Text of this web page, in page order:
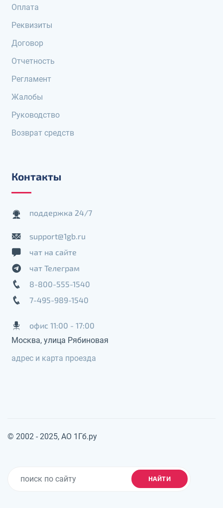
Оплата
Реквизиты
Договор
Отчетность
Регламент
Жалобы
Руководство
Возврат средств
Контакты
поддержка 24/7
support@1gb.ru
чат на сайте
чат Телеграм
8-800-555-1540
7-495-989-1540
офис 11:00 - 17:00
Москва, улица Рябиновая
адрес и карта проезда
© 2002 - 2025, АО 1Гб.ру
НАЙТИ